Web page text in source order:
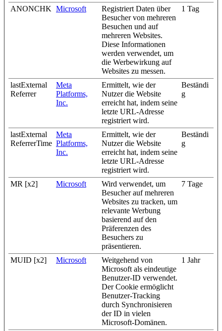
ANONCHK Microsoft
Registriert Daten über
Besucher von mehreren
Besuchen und auf
mehreren Websites.
Diese Informationen
werden verwendet, um
die Werbewirkung auf
Websites zu messen.
1 Tag
lastExternal
Referrer
Meta
Platforms,
Inc.
Ermittelt, wie der
Nutzer die Website
erreicht hat, indem seine
letzte URL-Adresse
registriert wird.
Beständi
g
lastExternal
ReferrerTime
Meta
Platforms,
Inc.
Ermittelt, wie der
Nutzer die Website
erreicht hat, indem seine
letzte URL-Adresse
registriert wird.
Beständi
g
MR [x2] Microsoft
Wird verwendet, um
Besucher auf mehreren
Websites zu tracken, um
relevante Werbung
basierend auf den
Präferenzen des
Besuchers zu
präsentieren.
7 Tage
MUID [x2] Microsoft
Weitgehend von
Microsoft als eindeutige
Benutzer-ID verwendet.
Der Cookie ermöglicht
Benutzer-Tracking
durch Synchronisieren
der ID in vielen
Microsoft-Domänen.
1 Jahr